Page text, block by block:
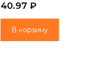
40.97 ₽
В корзину